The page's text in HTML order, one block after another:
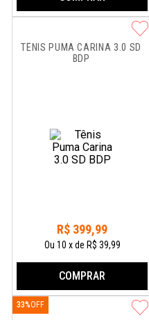
TÊNIS PUMA CARINA 3.0 SD
BDP
R$ 399,99
Ou 10 xde R$ 39,99
COMPRAR
33%